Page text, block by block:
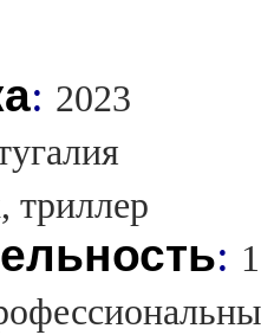
: 2023
триллер
: